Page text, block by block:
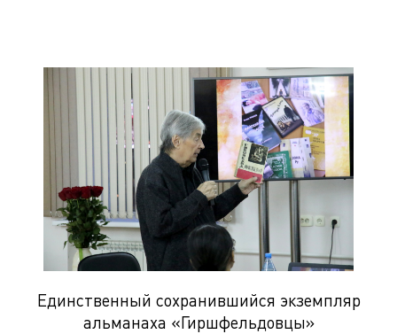
Единственный сохранившийся экземпляр
альманаха «Гиршфельдовцы»